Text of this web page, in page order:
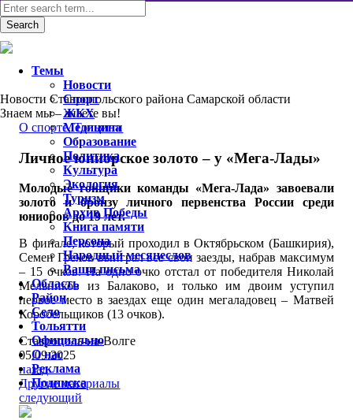
Новости Ставропольского района Самарской области
Знаем мы – знаете вы!
O спорте,Тольятти
Личное юниорское золото – у «Мега-Лады»
Молодые гонщики команды «Мега-Лада» завоевали
золото и бронзу личного первенства России среди
юниоров до 19 лет.
В финале, который проходил в Октябрьском (Башкирия),
Семен Грехов выиграл все свои заезды, набрав максимум
– 15 очков. На одно очко отстал от победителя Николай
Мельников из Балаково, и только им двоим уступил
первое место в заездах еще один мегаладовец – Матвей
Коробельщиков (13 очков).
Ставрополь-на-Волге
05.09.2025
назад
Другие материалы
следующий
Темы
Новости
Спорт
ЖКХ
Медицина
Образование
Политика
Культура
Экология
Туризм
Архив Победы
Книга памяти
Персона
Народный месяцеслов
Ваши письма
Область
Район
Село
Тольятти
Официально
О нас
Реклама
Подписка